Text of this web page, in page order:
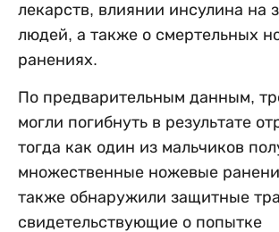
лекарств, влиянии инсулина на
людей, а также о смертельных
ранениях.
По предварительным данным,
могли погибнуть в результате
тогда как один из мальчиков
множественные ножевые
также обнаружили защитные
свидетельствующие о попытке